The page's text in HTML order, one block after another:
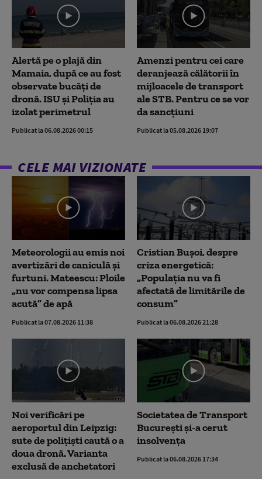
Alertă pe o plajă din
Mamaia, după ce au fost
observate bucăți de
dronă. ISU și Poliția au
izolat perimetrul
Publicat la 06.08.2026 00:15
Amenzi pentru cei care
deranjează călătorii în
mijloacele de transport
ale STB. Pentru ce se vor
da sancțiuni
Publicat la 05.08.2026 19:07
CELE MAI VIZIONATE
Meteorologii au emis noi
avertizări de caniculă și
furtuni. Mateescu: Ploile
„nu vor compensa lipsa
acută” de apă
Publicat la 07.08.2026 11:38
Cristian Bușoi, despre
criza energetică:
„Populația nu va fi
afectată de limitările de
consum”
Publicat la 06.08.2026 21:28
Noi verificări pe
aeroportul din Leipzig:
sute de polițiști caută o a
doua dronă. Varianta
exclusă de anchetatori
Societatea de Transport
București și-a cerut
insolvența
Publicat la 06.08.2026 17:34